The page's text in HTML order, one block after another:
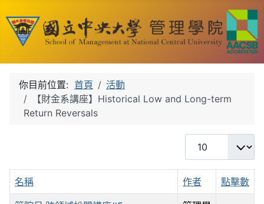
你目前位置: 首頁
活動
【財金系講座】Historical Low and Long-term
Return Reversals
每頁顯示條數
名稱 作者 點擊數